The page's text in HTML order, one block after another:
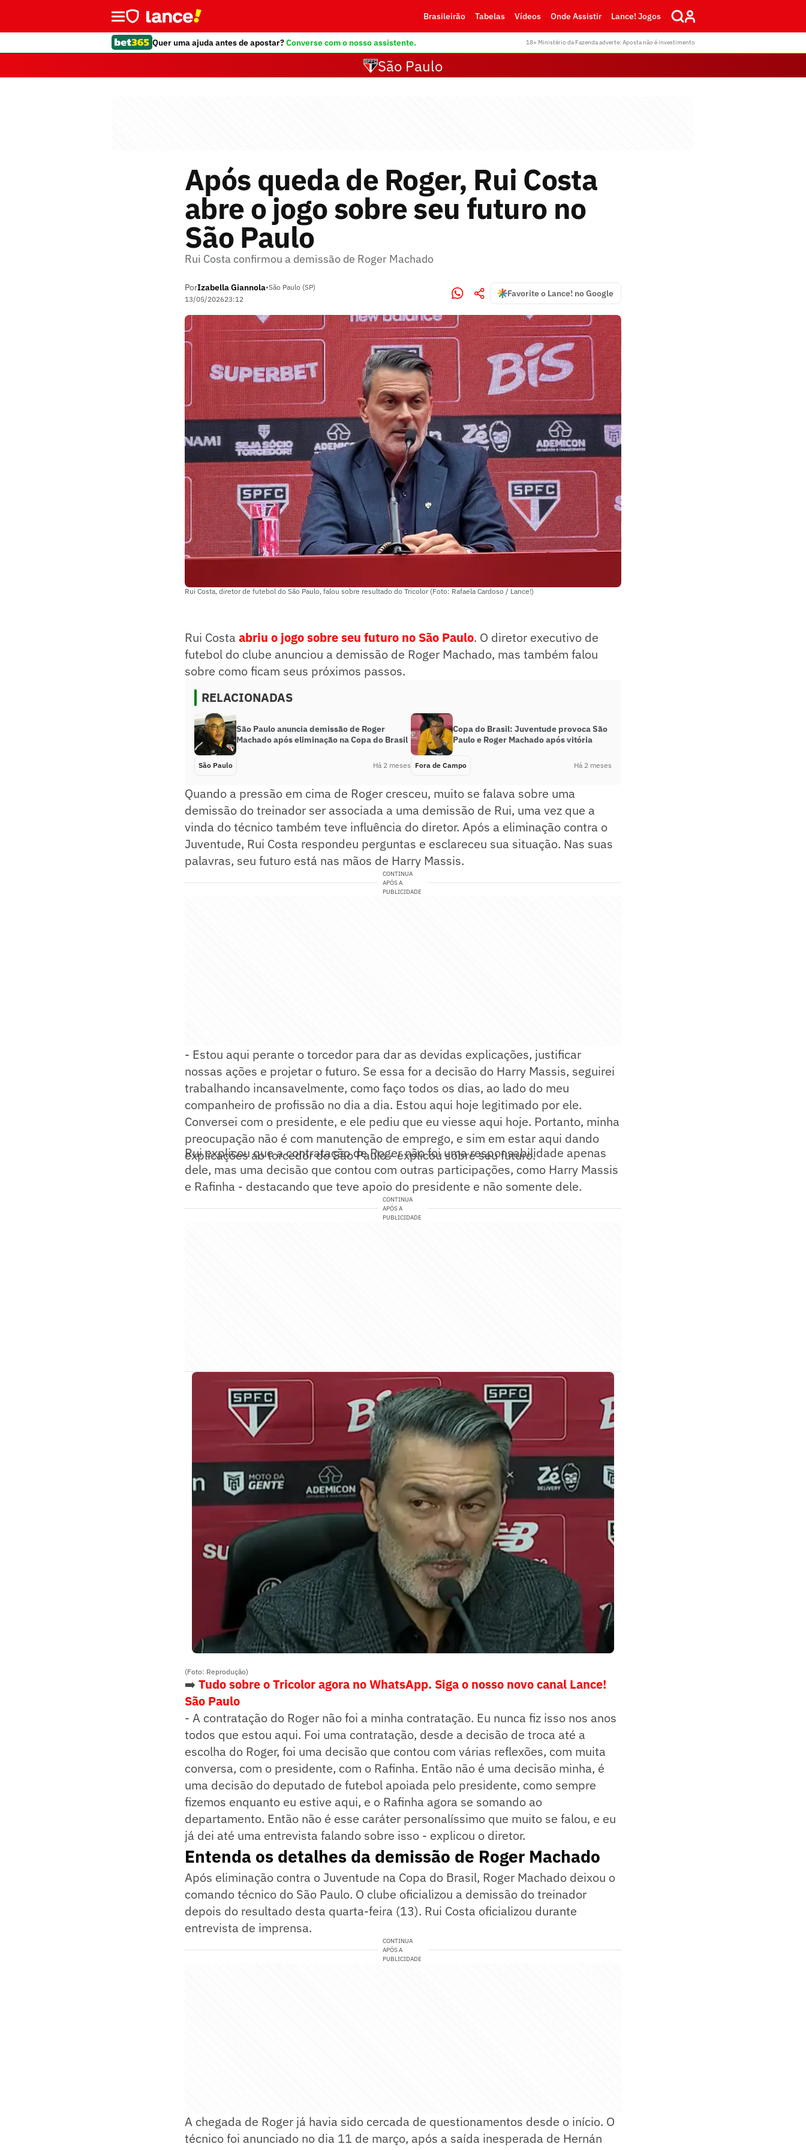
Brasileirão Tabelas Vídeos Onde Assistir Lance! Jogos
Quer uma ajuda antes de apostar?Converse com o nosso assistente. 18+ Ministério da Fazenda adverte: Aposta não é investimento
São Paulo
Após queda de Roger, Rui Costa
abre o jogo sobre seu futuro no
São Paulo
Rui Costa confirmou a demissão de Roger Machado
PorIzabella Giannola•São Paulo (SP)
13/05/202623:12
Favorite o Lance! no Google
Rui Costa, diretor de futebol do São Paulo, falou sobre resultado do Tricolor (Foto: Rafaela Cardoso / Lance!)
Rui Costa abriu o jogo sobre seu futuro no São Paulo. O diretor executivo de
futebol do clube anunciou a demissão de Roger Machado, mas também falou
sobre como ficam seus próximos passos.
RELACIONADAS
São Paulo anuncia demissão de Roger
Machado após eliminação na Copa do Brasil
São Paulo Há 2 meses
Copa do Brasil: Juventude provoca São
Paulo e Roger Machado após vitória
Fora de Campo Há 2 meses
Quando a pressão em cima de Roger cresceu, muito se falava sobre uma
demissão do treinador ser associada a uma demissão de Rui, uma vez que a
vinda do técnico também teve influência do diretor. Após a eliminação contra o
Juventude, Rui Costa respondeu perguntas e esclareceu sua situação. Nas suas
palavras, seu futuro está nas mãos de Harry Massis.
CONTINUA
APÓS A
PUBLICIDADE
- Estou aqui perante o torcedor para dar as devidas explicações, justificar
nossas ações e projetar o futuro. Se essa for a decisão do Harry Massis, seguirei
trabalhando incansavelmente, como faço todos os dias, ao lado do meu
companheiro de profissão no dia a dia. Estou aqui hoje legitimado por ele.
Conversei com o presidente, e ele pediu que eu viesse aqui hoje. Portanto, minha
preocupação não é com manutenção de emprego, e sim em estar aqui dando
explicações ao torcedor do São Paulo - explicou sobre seu futuro.
Rui explicou que a contratação de Roger não foi uma responsabilidade apenas
dele, mas uma decisão que contou com outras participações, como Harry Massis
e Rafinha - destacando que teve apoio do presidente e não somente dele.
CONTINUA
APÓS A
PUBLICIDADE
(Foto: Reprodução)
➡️ Tudo sobre o Tricolor agora no WhatsApp. Siga o nosso novo canal Lance!
São Paulo
- A contratação do Roger não foi a minha contratação. Eu nunca fiz isso nos anos
todos que estou aqui. Foi uma contratação, desde a decisão de troca até a
escolha do Roger, foi uma decisão que contou com várias reflexões, com muita
conversa, com o presidente, com o Rafinha. Então não é uma decisão minha, é
uma decisão do deputado de futebol apoiada pelo presidente, como sempre
fizemos enquanto eu estive aqui, e o Rafinha agora se somando ao
departamento. Então não é esse caráter personalíssimo que muito se falou, e eu
já dei até uma entrevista falando sobre isso - explicou o diretor.
Entenda os detalhes da demissão de Roger Machado
Após eliminação contra o Juventude na Copa do Brasil, Roger Machado deixou o
comando técnico do São Paulo. O clube oficializou a demissão do treinador
depois do resultado desta quarta-feira (13). Rui Costa oficializou durante
entrevista de imprensa.
CONTINUA
APÓS A
PUBLICIDADE
A chegada de Roger já havia sido cercada de questionamentos desde o início. O
técnico foi anunciado no dia 11 de março, após a saída inesperada de Hernán